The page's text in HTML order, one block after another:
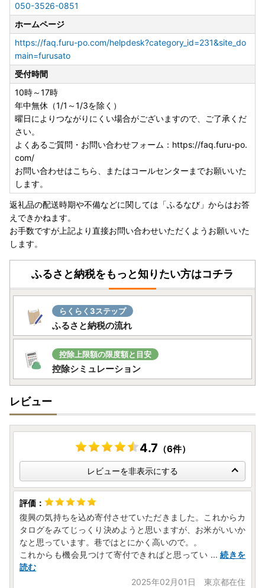
050-3526-0851
ホームページ
https://faq.furu-po.com/helpdesk?category_id=231&site_do
main=furusato
受付時間
10時～17時
年中無休（1/1～1/3を除く）
曜日によりつながりにくい場合がございますので、ご了承くだ
さい。
よくあるご質問・お問い合わせフォーム：https://faq.furu-po.
com/
お問い合わせはこちら、またはコールセンターまでお願いいた
します。
返礼品の配送時期や不備などに関しては「ふるなび」からはお答
えできかねます。
お手数ですが上記より直接お問い合わせいただくようお願いいた
します。
ふるさと納税をもっと知りたい方はコチラ
らくらく3ステップ
ふるさと納税の流れ
控除上限額の限度額と目安
控除シミュレーション
レビュー
4.7 （6件）
レビューを非表示にする
復興の気持ちを込め寄付させていただきました。これからカ
タログをみてじっくり決めようと思いますが、お米がいいか
なと思っています。巷ではとにかく高いので。。
これからも機会見つけて寄付できればと思ってい ... 続きを
読む
2025年02月01日 東京都在住